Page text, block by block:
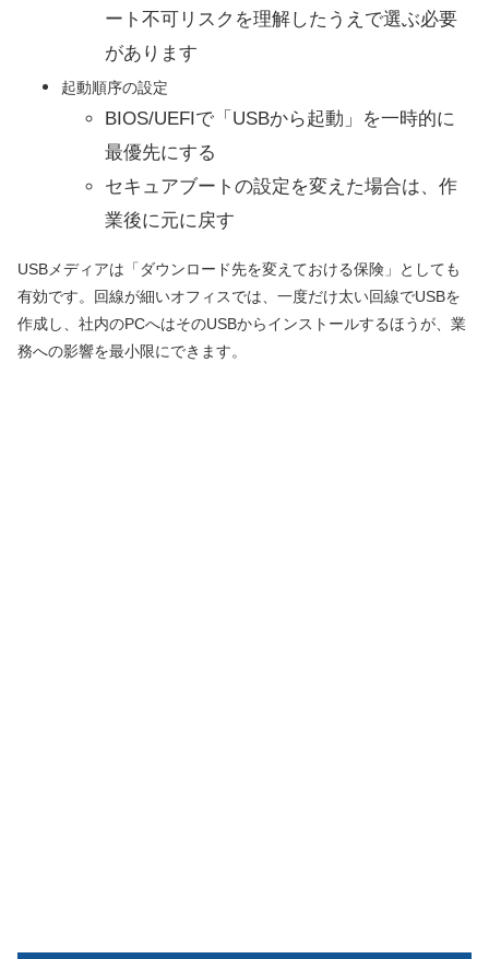
ート不可リスクを理解したうえで選ぶ必要
があります
起動順序の設定
BIOS/UEFIで「USBから起動」を一時的に
最優先にする
セキュアブートの設定を変えた場合は、作
業後に元に戻す
USBメディアは「ダウンロード先を変えておける保険」としても
有効です。回線が細いオフィスでは、一度だけ太い回線でUSBを
作成し、社内のPCへはそのUSBからインストールするほうが、業
務への影響を最小限にできます。